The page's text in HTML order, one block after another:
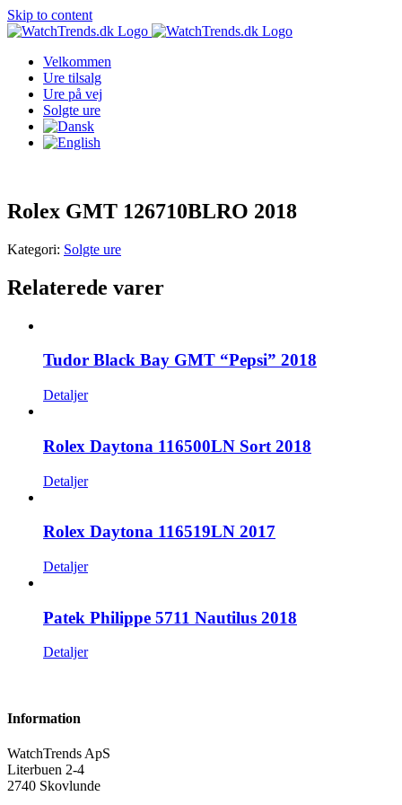
Skip to content
Velkommen
Ure tilsalg
Ure på vej
Solgte ure
Rolex GMT 126710BLRO 2018
Kategori: Solgte ure
Relaterede varer
Tudor Black Bay GMT “Pepsi” 2018
Detaljer
Rolex Daytona 116500LN Sort 2018
Detaljer
Rolex Daytona 116519LN 2017
Detaljer
Patek Philippe 5711 Nautilus 2018
Detaljer
Information
WatchTrends ApS
Literbuen 2-4
2740 Skovlunde